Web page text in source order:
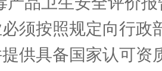
须按照规定向行政
供具备国家认可资